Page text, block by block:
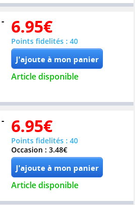
6.95€
Points fidelités : 40
Article disponible
6.95€
Points fidelités : 40
Occasion : 3.48€
Article disponible